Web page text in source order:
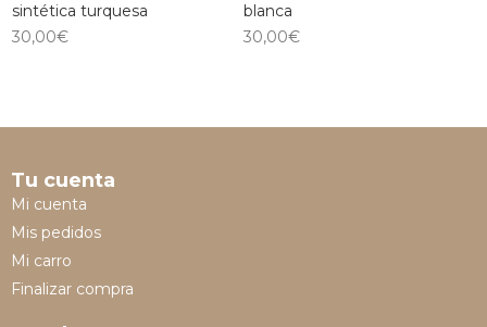
sintética turquesa
30,00€
blanca
30,00€
Tu cuenta
Mi cuenta
Mis pedidos
Mi carro
Finalizar compra